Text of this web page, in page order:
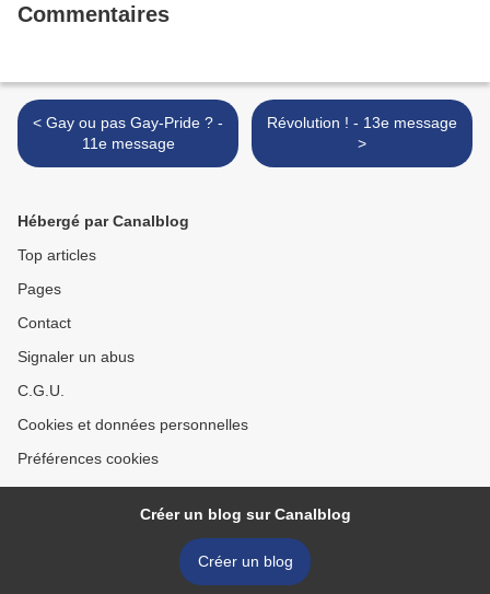
Commentaires
< Gay ou pas Gay-Pride ? -
11e message
Révolution ! - 13e message
>
Hébergé par Canalblog
Top articles
Pages
Contact
Signaler un abus
C.G.U.
Cookies et données personnelles
Préférences cookies
Créer un blog sur Canalblog
Créer un blog